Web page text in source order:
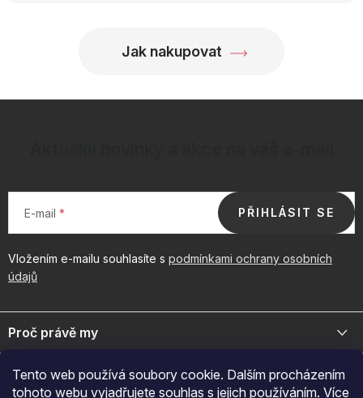
Tento web používá soubory cookie. Dalším procházením
tohoto webu vyjadřujete souhlas s jejich používáním. Více
Jak nakupovat
E-mail
Vložením e-mailu souhlasíte s podmínkami ochrany osobních
údajů
PŘIHLÁSIT SE
á
pProč právě my
byznys. Spojte se s námi pro exkluzivní velkoobchodní nabídky.
Důležité odkazy